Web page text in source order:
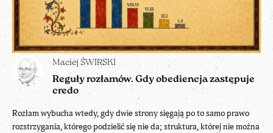
Maciej ŚWIRSKI
Reguły rozłamów. Gdy obediencja zastępuje
credo
Rozłam wybucha wtedy, gdy dwie strony sięgają po to samo prawo
rozstrzygania, którego podzielić się nie da; struktura, której nie można